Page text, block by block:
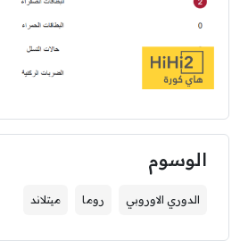
الوسوم
الدوري الاوروبي روما ميتلاند